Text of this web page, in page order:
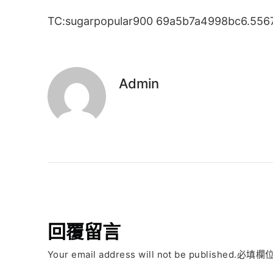
TC:sugarpopular900
Admin
回覆留言
Your email address will not be published.必填欄